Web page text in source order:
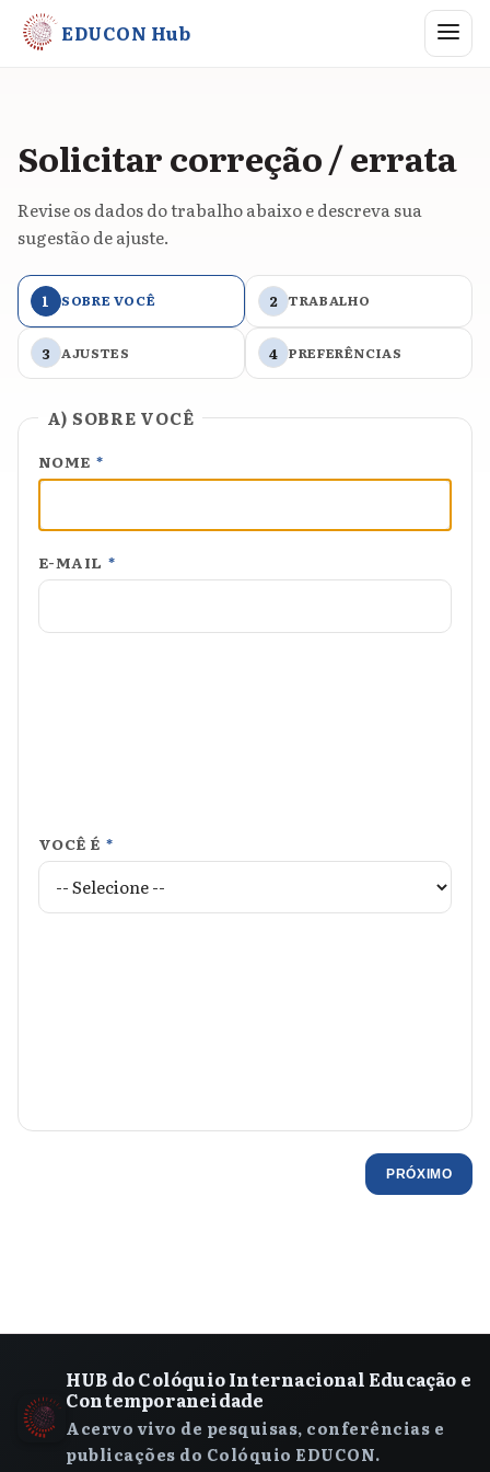
EDUCON Hub Abrir
Solicitar correção / errata
Revise os dados do trabalho abaixo e descreva sua
sugestão de ajuste.
1 SOBRE VOCÊ 2 TRABALHO
3 AJUSTES 4 PREFERÊNCIAS
A) SOBRE VOCÊ
NOME *
E-MAIL *
VOCÊ É *
PRÓXIMO
HUB do Colóquio Internacional Educação e
Contemporaneidade
Acervo vivo de pesquisas, conferências e
publicações do Colóquio EDUCON.